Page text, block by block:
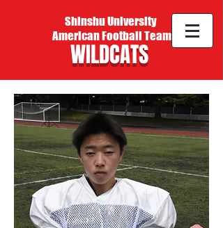
Shinshu University
American Football Team
WILDCATS